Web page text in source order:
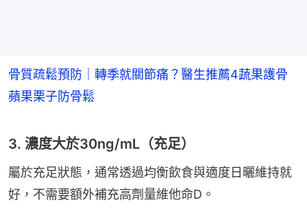
骨質疏鬆預防｜轉季就關節痛？醫生推薦4蔬果護骨
蘋果栗子防骨鬆
3. 濃度大於30ng/mL（充足）
屬於充足狀態，通常透過均衡飲食與適度日曬維持就
好，不需要額外補充高劑量維他命D。